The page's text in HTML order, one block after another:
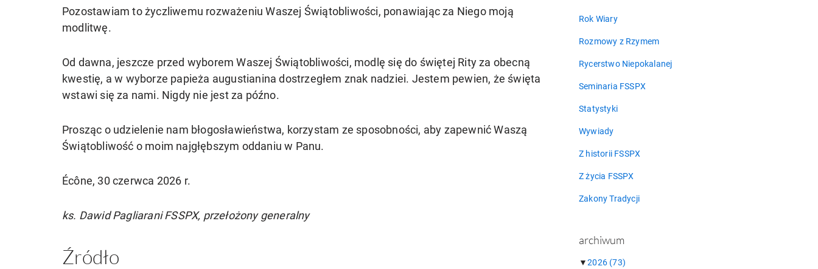
Pozostawiam to życzliwemu rozważeniu Waszej Świątobliwości, ponawiając za Niego moją
modlitwę.
Od dawna, jeszcze przed wyborem Waszej Świątobliwości, modlę się do świętej Rity za obecną
kwestię, a w wyborze papieża augustianina dostrzegłem znak nadziei. Jestem pewien, że święta
wstawi się za nami. Nigdy nie jest za późno.
Prosząc o udzielenie nam błogosławieństwa, korzystam ze sposobności, aby zapewnić Waszą
Świątobliwość o moim najgłębszym oddaniu w Panu.
Écône, 30 czerwca 2026 r.
ks. Dawid Pagliarani FSSPX, przełożony generalny
Źródło
Rok Wiary
Rozmowy z Rzymem
Rycerstwo Niepokalanej
Seminaria FSSPX
Statystyki
Wywiady
Z historii FSSPX
Z życia FSSPX
Zakony Tradycji
archiwum
▼2026 (73)